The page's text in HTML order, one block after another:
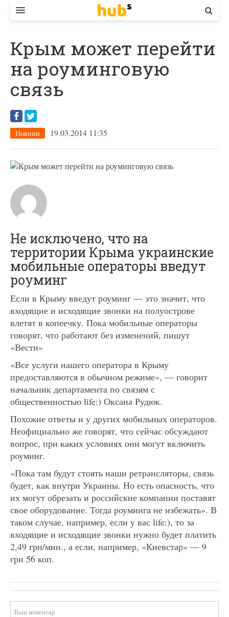
ЕКОНОМІКА
БІЗНЕС
СТАРТЕР
КОНТАКТИ
Крым может перейти
на роуминговую
связь
Новини 19.03.2014 11:35
Не исключено, что на
территории Крыма украинские
мобильные операторы введут
роуминг
Если в Крыму введут роуминг — это значит, что
входящие и исходящие звонки на полуострове
влетят в копеечку. Пока мобильные операторы
говорят, что работают без изменений, пишут
«Вести»
«Все услуги нашего оператора в Крыму
предоставляются в обычном режиме», — говорит
начальник департамента по связям с
общественностью life:) Оксана Рудюк.
Похожие ответы и у других мобильных операторов.
Неофициально же говорят, что сейчас обсуждают
вопрос, при каких условиях они могут включить
роуминг.
«Пока там будут стоять наши ретрансляторы, связь
будет, как внутри Украины. Но есть опасность, что
их могут обрезать и российские компании поставят
свое оборудование. Тогда роуминга не избежать». В
таком случае, например, если у вас life:), то за
входящие и исходящие звонки нужно будет платить
2,49 грн/мин., а если, например, «Киевстар» — 9
грн 56 коп.